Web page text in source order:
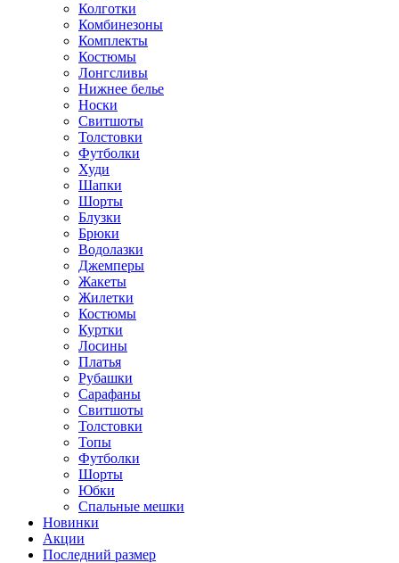
Колготки
Комбинезоны
Комплекты
Костюмы
Лонгсливы
Нижнее белье
Носки
Свитшоты
Толстовки
Футболки
Худи
Шапки
Шорты
Блузки
Брюки
Водолазки
Джемперы
Жакеты
Жилетки
Костюмы
Куртки
Лосины
Платья
Рубашки
Сарафаны
Свитшоты
Толстовки
Топы
Футболки
Шорты
Юбки
Спальные мешки
Новинки
Акции
Последний размер